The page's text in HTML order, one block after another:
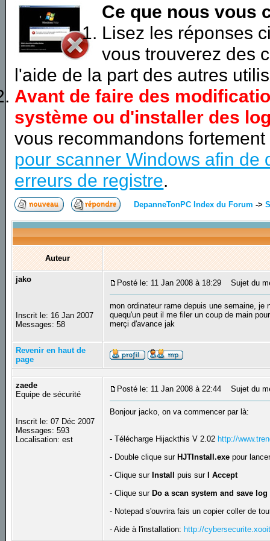
Ce que nous vous
Lisez les réponses
vous trouverez des
l'aide de la part des autres
Avant de faire des
système ou d'installer des
vous recommandons
pour scanner Windows afin de
erreurs de registre.
DepanneTonPC Index du Forum ->
Auteur
jako
Inscrit le: 16 Jan 2007
Messages: 58
Posté le: 11 Jan 2008 à 18:29 Sujet du
mon ordinateur rame depuis une semaine, je
quequ'un peut il me filer un coup de main
merçi d'avance jak
Revenir en haut de
page
zaede
Equipe de sécurité
Inscrit le: 07 Déc 2007
Messages: 593
Localisation: est
Posté le: 11 Jan 2008 à 22:44 Sujet du
Bonjour jacko, on va commencer par là:
- Télécharge Hijackthis V 2.02 http://
- Double clique sur HJTInstall.exe pour
- Clique sur Install puis sur
I Accept
- Clique sur Do a scan system and save
- Notepad s'ouvrira fais un copier coller de
- Aide à l'installation: http://